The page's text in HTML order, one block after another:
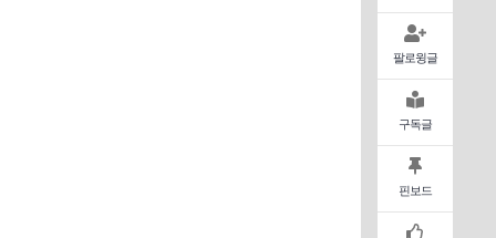
팔로윙글
구독글
핀보드